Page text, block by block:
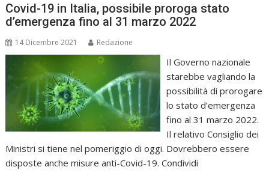
Covid-19 in Italia, possibile proroga stato
d’emergenza fino al 31 marzo 2022
14 Dicembre 2021 Redazione
Il Governo nazionale
starebbe vagliando la
possibilità di prorogare
lo stato d’emergenza
fino al 31 marzo 2022.
Il relativo Consiglio dei
Ministri si tiene nel pomeriggio di oggi. Dovrebbero essere
disposte anche misure anti-Covid-19. Condividi